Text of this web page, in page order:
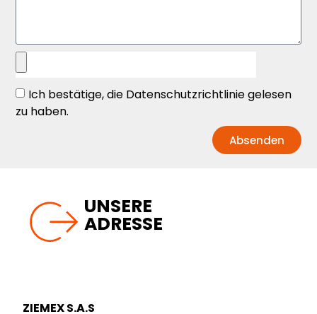
Ich bestätige, die Datenschutzrichtlinie gelesen
zu haben.
Absenden
UNSERE
ADRESSE
ZIEMEX S.A.S